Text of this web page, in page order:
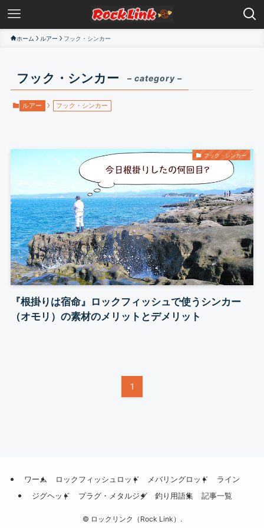
ホーム ルアー フック・シンカー
フック・シンカー – category –
ルアー フック・シンカー
フック・シンカー
『根掛りは宿命』ロックフィッシュで使うシンカー
（オモリ）の素材のメリットとデメリット
1
ワーム ロックフィッシュロッド メバリングロッド
ライン
ジグヘッド
プラグ・メタルジグ 釣り用語集 記事一覧
© ロックリンク（Rock Link）.